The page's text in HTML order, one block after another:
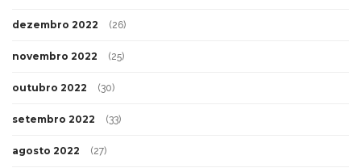
dezembro 2022 (26)
novembro 2022 (25)
outubro 2022 (30)
setembro 2022 (33)
agosto 2022 (27)